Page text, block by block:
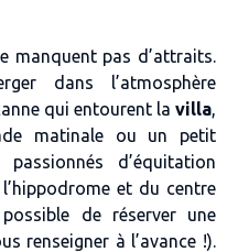
manquent pas d’attraits.
dans l’atmosphère
qui entourent la villa,
matinale ou un petit
d’équitation
et du centre
de réserver une
renseigner à l’avance !).